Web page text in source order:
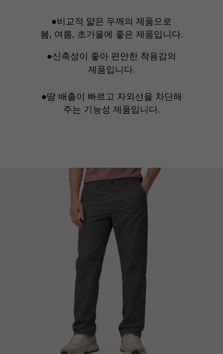
●비교적 얇은 두께의 제품으로
봄, 여름, 초가을에 좋은 제품입니다.
●신축성이 좋아 편안한 착용감의
제품입니다.
●땀 배출이 빠르고 자외선을 차단해
주는 기능성 제품입니다.